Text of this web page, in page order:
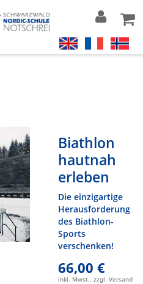
Biathlon
hautnah
erleben
Die einzigartige
Herausforderung
des Biathlon-
Sports
verschenken!
66,00 €
inkl. Mwst., zzgl. Versand